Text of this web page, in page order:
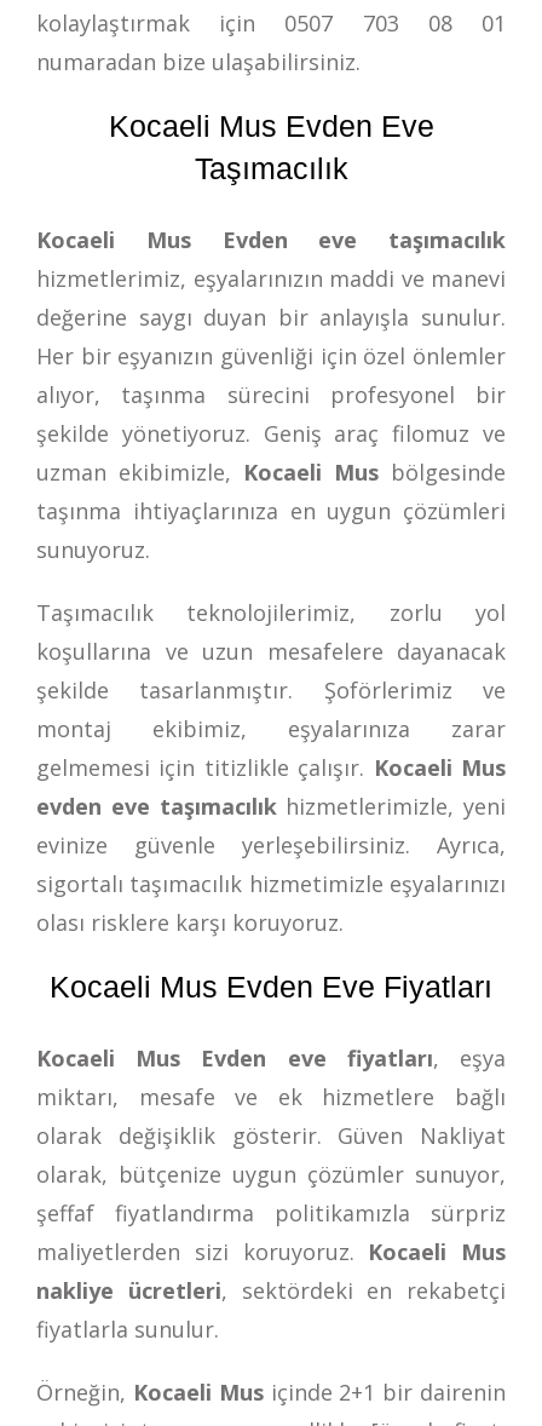
kolaylaştırmak için 0507 703 08 01
numaradan bize ulaşabilirsiniz.
Kocaeli Mus Evden Eve
Taşımacılık
Kocaeli Mus Evden eve taşımacılık
hizmetlerimiz, eşyalarınızın maddi ve manevi
değerine saygı duyan bir anlayışla sunulur.
Her bir eşyanızın güvenliği için özel önlemler
alıyor, taşınma sürecini profesyonel bir
şekilde yönetiyoruz. Geniş araç filomuz ve
uzman ekibimizle, Kocaeli Mus bölgesinde
taşınma ihtiyaçlarınıza en uygun çözümleri
sunuyoruz.
Taşımacılık teknolojilerimiz, zorlu yol
koşullarına ve uzun mesafelere dayanacak
şekilde tasarlanmıştır. Şoförlerimiz ve
montaj ekibimiz, eşyalarınıza zarar
gelmemesi için titizlikle çalışır. Kocaeli Mus
evden eve taşımacılıkhizmetlerimizle, yeni
evinize güvenle yerleşebilirsiniz. Ayrıca,
sigortalı taşımacılık hizmetimizle eşyalarınızı
olası risklere karşı koruyoruz.
Kocaeli Mus Evden Eve Fiyatları
Kocaeli Mus Evden eve fiyatları, eşya
miktarı, mesafe ve ek hizmetlere bağlı
olarak değişiklik gösterir. Güven Nakliyat
olarak, bütçenize uygun çözümler sunuyor,
şeffaf fiyatlandırma politikamızla sürpriz
maliyetlerden sizi koruyoruz. Kocaeli Mus
nakliye ücretleri, sektördeki en rekabetçi
fiyatlarla sunulur.
Örneğin, Kocaeli Mus içinde 2+1 bir dairenin